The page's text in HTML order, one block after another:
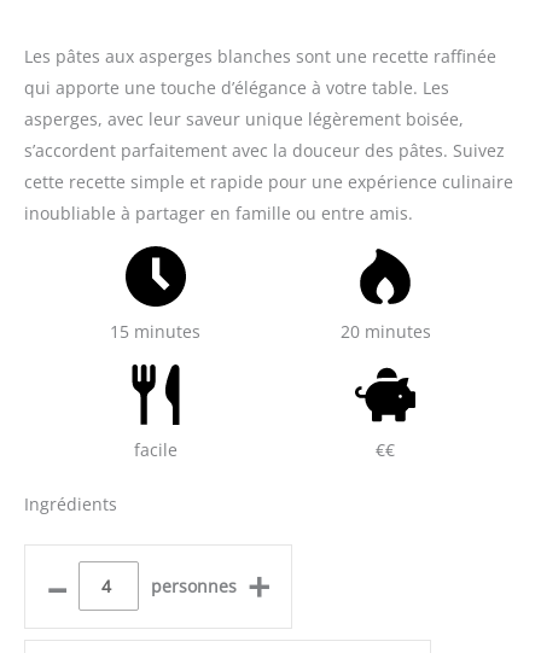
Les pâtes aux asperges blanches sont une recette raffinée
qui apporte une touche d’élégance à votre table. Les
asperges, avec leur saveur unique légèrement boisée,
s’accordent parfaitement avec la douceur des pâtes. Suivez
cette recette simple et rapide pour une expérience culinaire
inoubliable à partager en famille ou entre amis.
15 minutes 20 minutes
facile €€
Ingrédients
– personnes +